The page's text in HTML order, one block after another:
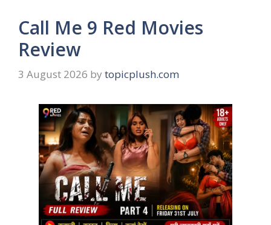
Call Me 9 Red Movies
Review
3 August 2026 by topicplush.com